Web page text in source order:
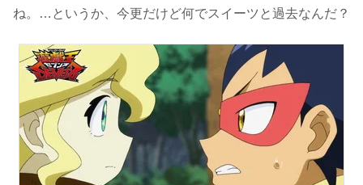
ね。…というか、今更だけど何でスイーツと過去なんだ？